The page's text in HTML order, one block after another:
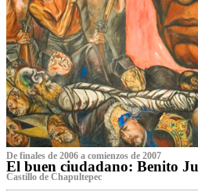
De finales de 2006 a comienzos de 2007
El buen ciudadano: Benito
Castillo de Chapultepec